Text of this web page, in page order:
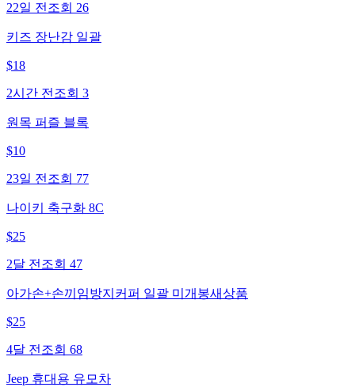
22일 전 조회 26
키즈 장난감 일괄
$18
2시간 전 조회 3
원목 퍼즐 블록
$10
23일 전 조회 77
나이키 축구화 8C
$25
2달 전 조회 47
아가손+손끼임방지커퍼 일괄 미개봉새상품
$25
4달 전 조회 68
Jeep 휴대용 유모차